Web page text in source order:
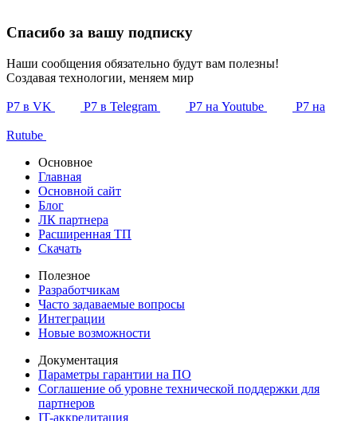
Спасибо за вашу подписку
Наши сообщения обязательно будут вам полезны!
Создавая технологии, меняем мир
Р7 в VK Р7 в Telegram Р7 на Youtube Р7 на
Rutube
Основное
Главная
Основной сайт
Блог
ЛК партнера
Расширенная ТП
Скачать
Полезное
Разработчикам
Часто задаваемые вопросы
Интеграции
Новые возможности
Документация
Параметры гарантии на ПО
Соглашение об уровне технической поддержки для
партнеров
IT-аккредитация